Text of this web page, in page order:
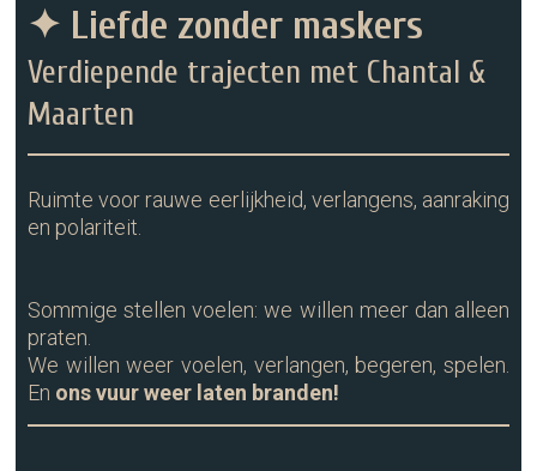
✦ Liefde zonder maskers
Verdiepende trajecten met Chantal &
Maarten
Ruimte voor rauwe eerlijkheid, verlangens, aanraking
en polariteit.
Sommige stellen voelen: we willen meer dan alleen
praten.
We willen weer voelen, verlangen, begeren, spelen.
En ons vuur weer laten branden!